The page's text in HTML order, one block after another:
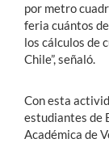
por metro
feria cuántos
los cálculos de
Chile”, señaló.
Con esta
estudiantes de
Académica de